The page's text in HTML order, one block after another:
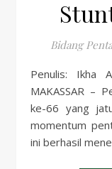
Bidang
Penulis: Ikha Andriani (Anggota Bidang Pentas)
MAKASSAR –
ke-66 yang
momentum
ini berhasil